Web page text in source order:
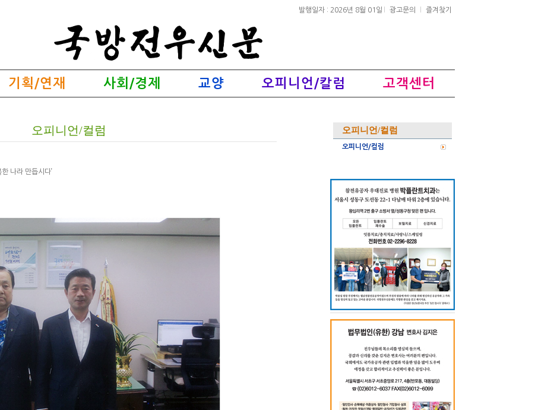
발행일자 : 2026년 8월 01일 광고문의 즐겨찾기
기획/연재 사회/경제 교양 오피니언/칼럼 고객센터
오피니언/컬럼
오피니언/컬럼
오피니언/컬럼
나라 만듭시다’